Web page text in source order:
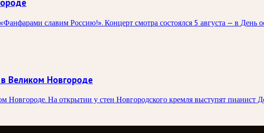
славим Россию!». Концерт смотра состоялся 5 августа — в День
Великом Новгороде
Новгороде. На открытии у стен Новгородского кремля выступят